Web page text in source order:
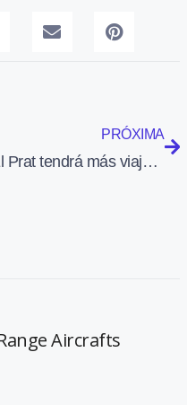
PRÓXIMA
El Prat tendrá más viajeros que Barajas por primera vez en la historia por el hundimiento de Iberia
Aircrafts